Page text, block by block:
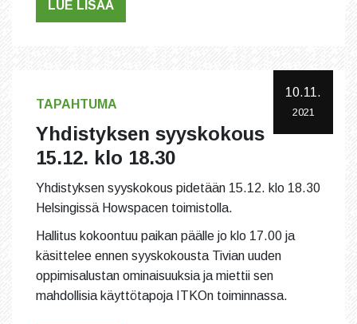
LUE LISÄÄ
10.11.
2021
TAPAHTUMA
Yhdistyksen syyskokous
15.12. klo 18.30
Yhdistyksen syyskokous pidetään 15.12. klo 18.30
Helsingissä Howspacen toimistolla.
Hallitus kokoontuu paikan päälle jo klo 17.00 ja
käsittelee ennen syyskokousta Tivian uuden
oppimisalustan ominaisuuksia ja miettii sen
mahdollisia käyttötapoja ITKOn toiminnassa.